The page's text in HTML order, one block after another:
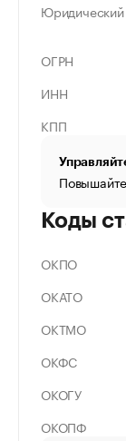
ОГРН
ИНН
КПП
Коды
ОКПО
ОКАТО
ОКТМО
ОКФС
ОКОГУ
ОКОПФ